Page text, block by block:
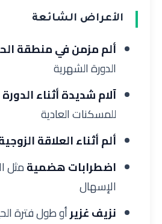
الأعراض الشائعة
ألم مزمن في منطقة
الدورة الشهرية
آلام شديدة أثناء الدورة
للمسكنات العادية
ألم أثناء العلاقة
اضطرابات هضميةمثل
الإسهال
نزيف غزيرأو طول فترة